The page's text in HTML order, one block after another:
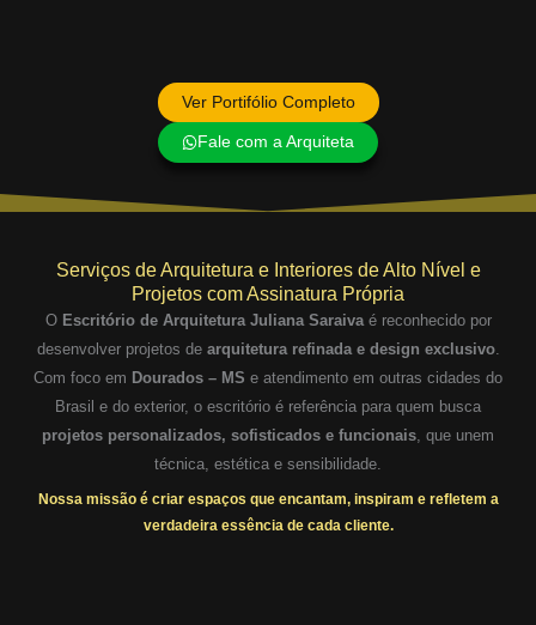
Ver Portifólio Completo
Fale com a Arquiteta
Serviços de Arquitetura e Interiores de Alto Nível e
Projetos com Assinatura Própria
O Escritório de Arquitetura Juliana Saraivaé reconhecido por
desenvolver projetos de arquitetura refinada e design exclusivo.
Com foco em Dourados – MS e atendimento em outras cidades do
Brasil e do exterior, o escritório é referência para quem busca
projetos personalizados, sofisticados e funcionais , que unem
técnica, estética e sensibilidade.
Nossa missão é criar espaços que encantam, inspiram e refletem a
verdadeira essência de cada cliente.